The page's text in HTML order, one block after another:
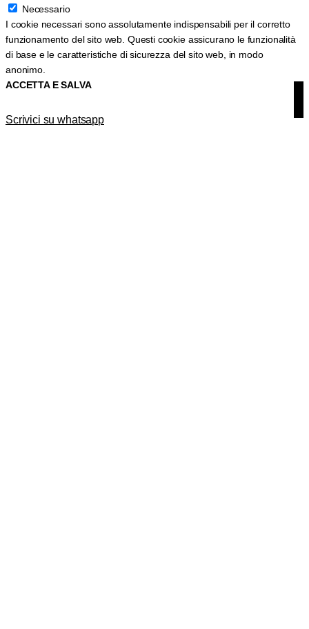
Necessario
I cookie necessari sono assolutamente indispensabili per il corretto
funzionamento del sito web. Questi cookie assicurano le funzionalità
di base e le caratteristiche di sicurezza del sito web, in modo
anonimo.
ACCETTA E SALVA
Scrivici su whatsapp